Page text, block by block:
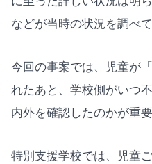
などが当時の状況を調べて
今回の事案では、児童が
れたあと、学校側がいつ
内外を確認したのかが重
特別支援学校では、児童